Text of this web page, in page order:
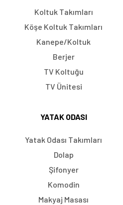
Koltuk Takımları
Köşe Koltuk Takımları
Kanepe/Koltuk
Berjer
TV Koltuğu
TV Ünitesi
YATAK ODASI
Yatak Odası Takımları
Dolap
Şifonyer
Komodin
Makyaj Masası